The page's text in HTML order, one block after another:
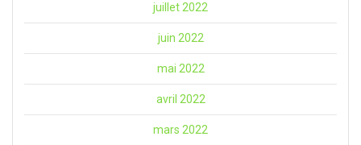
juillet 2022
juin 2022
mai 2022
avril 2022
mars 2022